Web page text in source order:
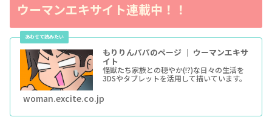
ウーマンエキサイト連載中！！
もりりんパパのページ ｜ ウーマンエキサ
イト
怪獣たち家族との穏やか(!?)な日々の生活を
3DSやタブレットを活用して描いています。
woman.excite.co.jp